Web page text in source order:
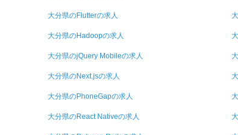
大分県のFlutterの求人
大分県のHadoopの求人
大分県のjQuery Mobileの求人
大分県のNext.jsの求人
大分県のPhoneGapの求人
大分県のReact Nativeの求人